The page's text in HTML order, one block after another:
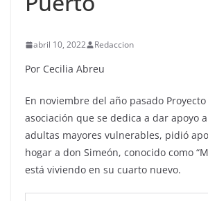
abril 10, 2022 Redaccion
Por Cecilia Abreu
En noviembre del año pasado
asociación que se dedica a dar apoyo
adultas mayores vulnerables, pidió
hogar a don Simeón, conocido como
está viviendo en su cuarto nuevo.